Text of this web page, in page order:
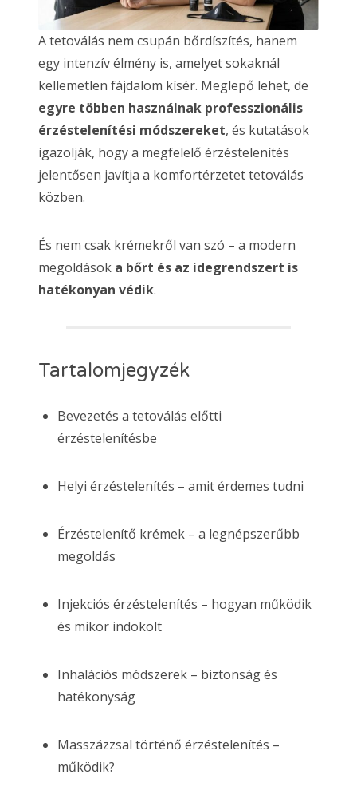
A tetoválás nem csupán bőrdíszítés, hanem
egy intenzív élmény is, amelyet sokaknál
kellemetlen fájdalom kísér. Meglepő lehet, de
egyre többen használnak professzionális
érzéstelenítési módszereket, és kutatások
igazolják, hogy a megfelelő érzéstelenítés
jelentősen javítja a komfortérzetet tetoválás
közben.
És nem csak krémekről van szó – a modern
megoldások a bőrt és az idegrendszert is
hatékonyan védik.
Tartalomjegyzék
Bevezetés a tetoválás előtti
érzéstelenítésbe
Helyi érzéstelenítés – amit érdemes tudni
Érzéstelenítő krémek – a legnépszerűbb
megoldás
Injekciós érzéstelenítés – hogyan működik
és mikor indokolt
Inhalációs módszerek – biztonság és
hatékonyság
Masszázzsal történő érzéstelenítés –
működik?